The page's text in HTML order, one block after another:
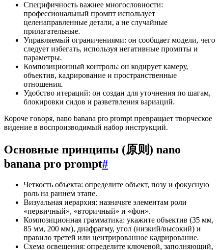
Специфичность важнее многословности:
профессиональный промпт использует
целенаправленные детали, а не случайные
прилагательные.
Управляемый ограничениями: он сообщает модели, чего
следует избегать, используя негативные промпты и
параметры.
Композиционный контроль: он кодирует камеру,
объектив, кадрирование и пространственные
отношения.
Удобство итераций: он создан для уточнения по шагам,
блокировки сидов и разветвления вариаций.
Короче говоря, nano banana pro prompt превращает творческое
видение в воспроизводимый набор инструкций.
Основные принципы (原则) nano
banana pro prompt#
Четкость объекта: определите объект, позу и фокусную
роль на раннем этапе.
Визуальная иерархия: назначьте элементам роли
«первичный», «вторичный» и «фон».
Композиционная грамматика: укажите объектив (35 мм,
85 мм, 200 мм), диафрагму, угол (низкий/высокий) и
правило третей или центрированное кадрирование.
Схема освещения: определите ключевой, заполняющий,